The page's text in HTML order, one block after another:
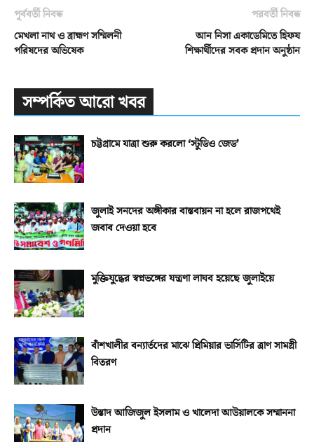
পূর্ববর্তী নিবন্ধ
মেখলা নাথ ও ব্রাহ্মণ সম্মিলনী
পরিষদের অভিষেক
পরবর্তী নিবন্ধ
আন নিসা একাডেমিতে হিফয
শিক্ষার্থীদের সবক প্রদান অনুষ্ঠান
সম্পর্কিত আরো খবর
চট্টগ্রামে যাত্রা শুরু করলো ‘স্টুডিও জেড’
জুলাই সনদের অঙ্গীকার বাস্তবায়ন না হলে রাজপথেই
জবাব দেওয়া হবে
মুক্তিযুদ্ধের স্বপ্নভঙ্গের যন্ত্রণা লাঘব হয়েছে জুলাইয়ে
বাঁশখালীর বন্যার্তদের মাঝে প্রিমিয়ার ভার্সিটির ত্রাণ সামগ্রী
বিতরণ
উস্তাদ আজিজুল ইসলাম ও খালেদা আউয়ালকে সম্মাননা
প্রদান